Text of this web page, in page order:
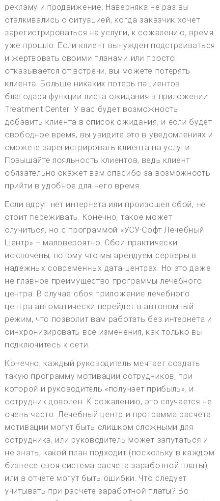
рекламу и продвижение. Наверняка не раз вы
сталкивались с ситуацией, когда заказчик хочет
зарегистрироваться на услуги, к сожалению, время
уже прошло. Если клиент вынужден подстраиваться
и жертвовать своими планами или просто
отказывается от встречи, вы можете потерять
клиента. Больше никаких потерь пациентов
благодаря функции листа ожидания в приложении
Treatment Center. У вас будет возможность
добавить клиента в список ожидания, и если будет
свободное время, вы увидите это в уведомлениях и
сможете зарегистрировать клиента на услуги.
Повышайте лояльность клиентов, ведь клиент
обязательно скажет вам спасибо за возможность
прийти в удобное для него время.
Если вдруг нет интернета или произошел сбой, не
стоит переживать. Конечно, такое может
случиться, но с программой «УСУ-Софт Лечебный
Центр» – маловероятно. Сбои практически
исключены, потому что мы арендуем серверы в
надежных современных дата-центрах. Но это даже
не главное преимущество программы лечебного
центра. В случае сбоя приложение лечебного
центра автоматически перейдет в автономный
режим, что позволит вам работать без интернета и
синхронизировать все изменения, как только вы
подключитесь к сети.
Конечно, каждый руководитель мечтает создать
такую программу мотивации сотрудников, при
которой и руководитель «получает прибыль», и
сотрудник доволен. К сожалению, это случается не
очень часто. Лечебный центр и программа расчета
мотивации могут быть слишком сложными для
сотрудника, или руководитель может запутаться и
не знать, какой план подходит (поскольку в каждом
бизнесе своя система расчета заработной платы),
или в отчете могут быть ошибки. Что следует
учитывать при расчете заработной платы? Во-